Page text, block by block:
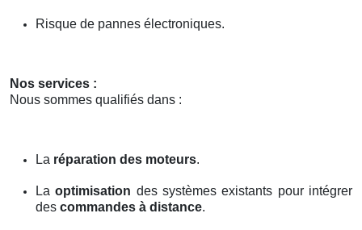
Risque de pannes électroniques.
Nos services :
Nous sommes qualifiés dans :
La réparation des moteurs.
Laoptimisation des systèmes existants pour intégrer
des commandes à distance.